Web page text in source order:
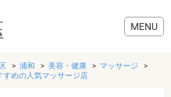
浦和 美容・健康
マッサージ
すめの人気マッサージ店